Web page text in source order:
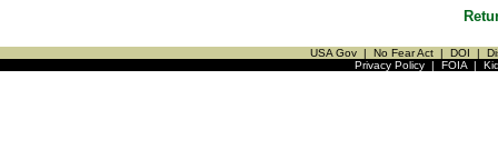
USA Gov | No Fear Act | DOI |
Privacy Policy| FOIA|